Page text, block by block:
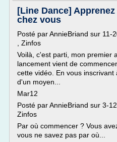
[Line Dance]
chez vous
Posté par AnnieBriand sur 11-
, Zinfos
Voilà, c'est parti, mon premier
lancement vient de
cette vidéo. En vous
d'un moyen...
Mar12
Posté par AnnieBriand sur 3-
Zinfos
Par où commencer ? Vous
vous ne savez pas par où...